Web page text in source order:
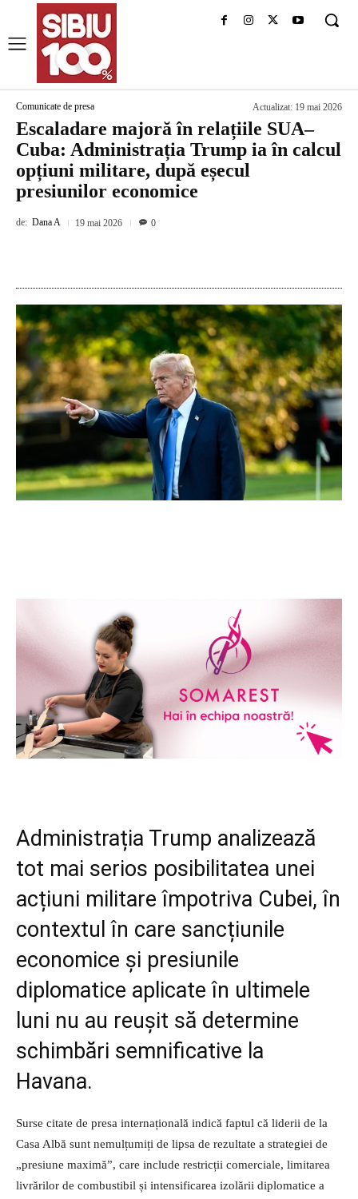
Comunicate de presa Actualizat: 19 mai 2026
Escaladare majoră în relațiile SUA–
Cuba: Administrația Trump ia în calcul
opțiuni militare, după eșecul
presiunilor economice
de: Dana A 19 mai 2026 0
Administrația Trump analizează
tot mai serios posibilitatea unei
acțiuni militare împotriva Cubei, în
contextul în care sancțiunile
economice și presiunile
diplomatice aplicate în ultimele
luni nu au reușit să determine
schimbări semnificative la
Havana.
Surse citate de presa internațională indică faptul că liderii de la
Casa Albă sunt nemulțumiți de lipsa de rezultate a strategiei de
„presiune maximă”, care include restricții comerciale, limitarea
livrărilor de combustibil și intensificarea izolării diplomatice a